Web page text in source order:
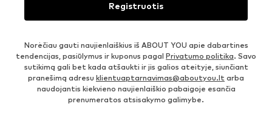
Registruotis
Norėčiau gauti naujienlaiškius iš ABOUT YOU apie dabartines
tendencijas, pasiūlymus ir kuponus pagal Privatumo politika. Savo
sutikimą gali bet kada atšaukti ir jis galios ateityje, siunčiant
pranešimą adresu klientuaptarnavimas@aboutyou.lt arba
naudojantis kiekvieno naujienlaiškio pabaigoje esančia
prenumeratos atsisakymo galimybe.